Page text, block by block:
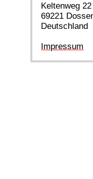
Keltenweg 22
69221
Deutschland
Impressum